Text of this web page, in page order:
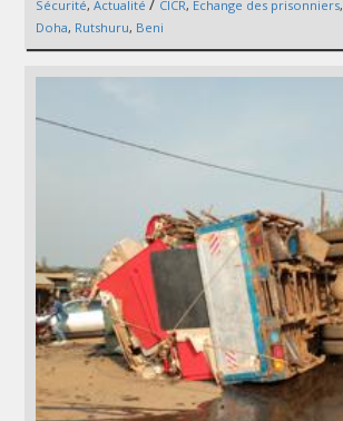
Sécurité, Actualité CICR, Echange des prisonniers,
Doha, Rutshuru, Beni